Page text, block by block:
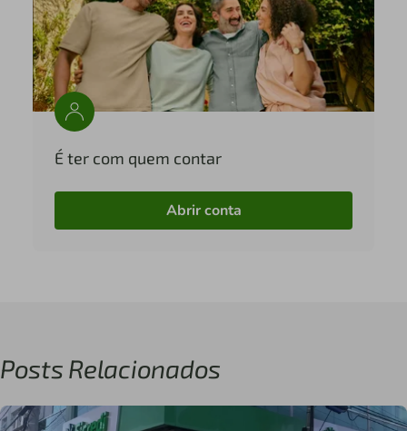
É ter com quem contar
Abrir conta
Posts Relacionados